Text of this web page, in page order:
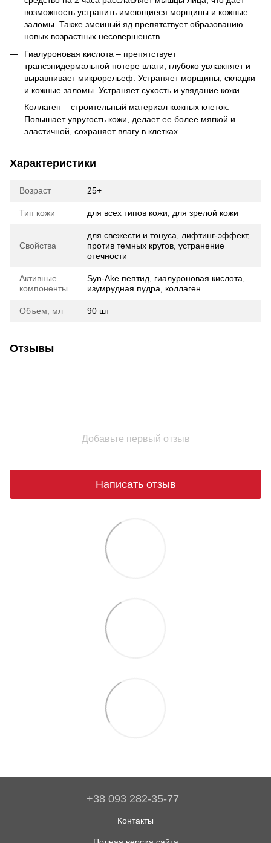
возможность устранить имеющиеся морщины и кожные
заломы. Также змеиный яд препятствует образованию
новых возрастных несовершенств.
Гиалуроновая кислота – препятствует
трансэпидермальной потере влаги, глубоко увлажняет и
выравнивает микрорельеф. Устраняет морщины, складки
и кожные заломы. Устраняет сухость и увядание кожи.
Коллаген – строительный материал кожных клеток.
Повышает упругость кожи, делает ее более мягкой и
эластичной, сохраняет влагу в клетках.
Характеристики
Возраст 25+
Тип кожи для всех типов кожи, для зрелой кожи
Свойства
для свежести и тонуса, лифтинг-эффект,
против темных кругов, устранение
отечности
Активные
компоненты
Syn-Ake пептид, гиалуроновая кислота,
изумрудная пудра, коллаген
Объем, мл 90 шт
Отзывы
Добавьте первый отзыв
Написать отзыв
+38 093 282-35-77
Контакты